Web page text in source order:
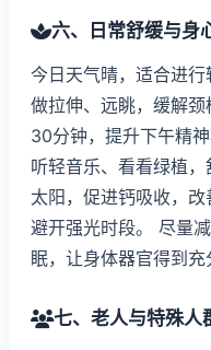
六、日常舒缓与身
今日天气晴，适合进
做拉伸、远眺，缓解
30分钟，提升下午精
听轻音乐、看看绿植
太阳，促进钙吸收，改
避开强光时段。 尽量
眠，让身体器官得到充
七、老人与特殊人